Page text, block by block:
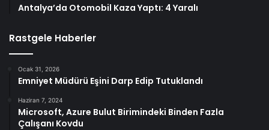
Antalya’da Otomobil Kaza Yaptı: 4 Yaralı
Rastgele Haberler
Ocak 31, 2026
Emniyet Müdürü Eşini Darp Edip Tutuklandı
Haziran 7, 2024
Microsoft, Azure Bulut Birimindeki Binden Fazla
Çalışanı Kovdu